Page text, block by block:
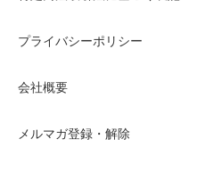
プライバシーポリシー
会社概要
メルマガ登録・解除